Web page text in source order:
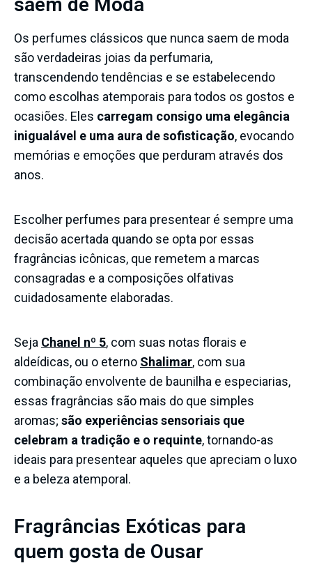
saem de Moda
Os perfumes clássicos que nunca saem de moda
são verdadeiras joias da perfumaria,
transcendendo tendências e se estabelecendo
como escolhas atemporais para todos os gostos e
ocasiões. Eles carregam consigo uma elegância
inigualável e uma aura de sofisticação, evocando
memórias e emoções que perduram através dos
anos.
Escolher perfumes para presentear é sempre uma
decisão acertada quando se opta por essas
fragrâncias icônicas, que remetem a marcas
consagradas e a composições olfativas
cuidadosamente elaboradas.
Seja Chanel nº 5, com suas notas florais e
aldeídicas, ou o eterno Shalimar, com sua
combinação envolvente de baunilha e especiarias,
essas fragrâncias são mais do que simples
aromas; são experiências sensoriais que
celebram a tradição e o requinte, tornando-as
ideais para presentear aqueles que apreciam o luxo
e a beleza atemporal.
Fragrâncias Exóticas para
quem gosta de Ousar